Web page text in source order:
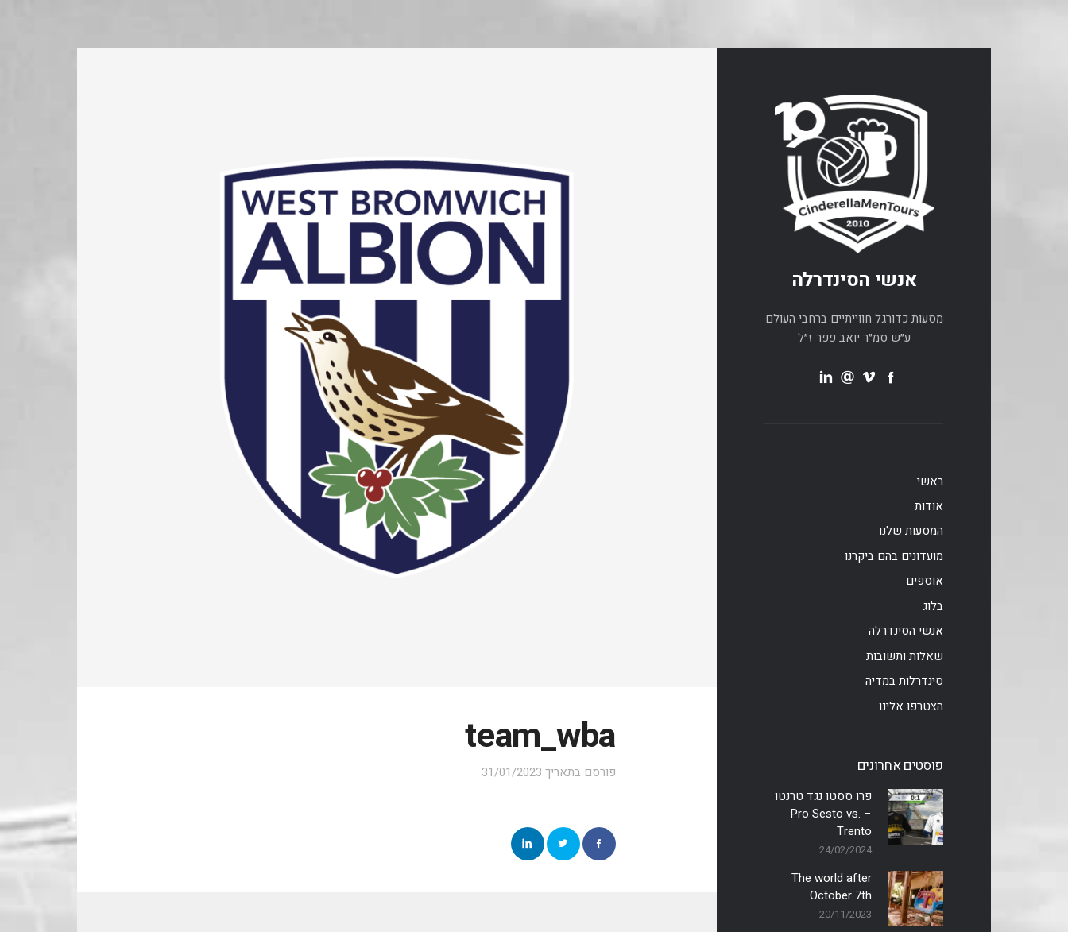
אנשי הסינדרלה
מסעות כדורגל חווייתיים ברחבי העולם
ע״ש סמ״ר יואב פפר ז״ל
ראשי
אודות
המסעות שלנו
מועדונים בהם ביקרנו
אוספים
בלוג
אנשי הסינדרלה
שאלות ותשובות
סינדרלות במדיה
הצטרפו אלינו
פוסטים אחרונים
פרו ססטו נגד טרנטו
– Pro Sesto vs.
Trento
24/02/2024
The world after
October 7th
20/11/2023
team_wba
פורסם בתאריך 31/01/2023